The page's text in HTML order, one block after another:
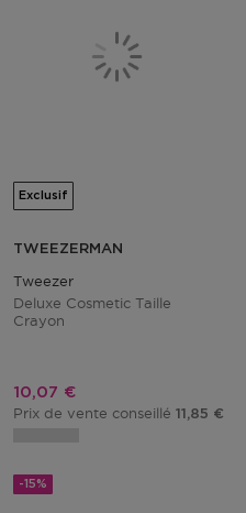
Exclusif
TWEEZERMAN
Tweezer
Deluxe Cosmetic Taille
Crayon
Prix promotionnel
10,07 €
Prix de vente conseillé 11,85 €
-15%